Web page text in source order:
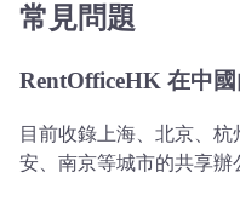
常見問題
RentOfficeHK 在中
目前收錄上海、北京、
安、南京等城市的共享辦